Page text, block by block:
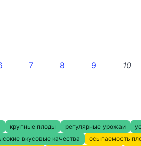
7 8 9 10
крупные плоды регулярные урожаи
вкусовые качества осыпаемость